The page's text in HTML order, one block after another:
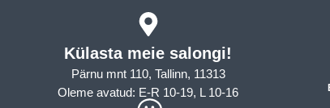
Külasta meie salongi!
Pärnu mnt 110, Tallinn, 11313
Oleme avatud: E-R 10-19, L 10-16